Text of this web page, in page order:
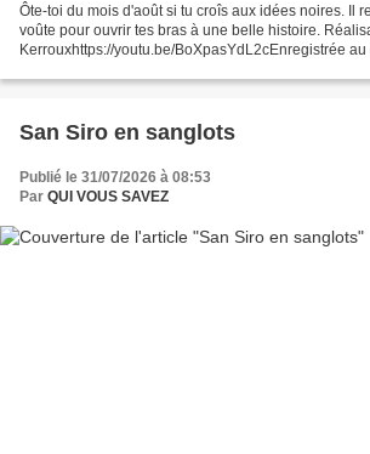
Ôte-toi du mois d'août si tu croîs aux idées noires. Il
voûte pour ouvrir tes bras à une belle histoire.
Kerrouxhttps://youtu.be/BoXpasYdL2cEnregistrée
San Siro en sanglots
Publié le 31/07/2026 à 08:53
Par QUI VOUS SAVEZ